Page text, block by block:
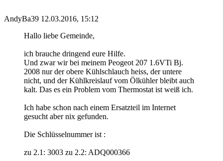
AndyBa39 12.03.2016, 15:12
Hallo liebe Gemeinde,
ich brauche dringend eure Hilfe.
Und zwar wir bei meinem Peogeot 207 1.6VTi Bj.
2008 nur der obere Kühlschlauch heiss, der untere
nicht, und der Kühlkreislauf vom Ölkühler bleibt auch
kalt. Das es ein Problem vom Thermostat ist weiß ich.
Ich habe schon nach einem Ersatzteil im Internet
gesucht aber nix gefunden.
Die Schlüsselnummer ist :
zu 2.1: 3003 zu 2.2: ADQ000366